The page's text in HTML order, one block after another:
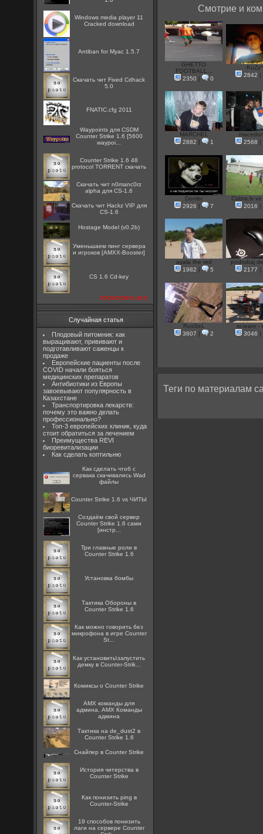
Windows media player 11
Cracked download
Antiban for Myac 1.5.7
Скачать чит Fixed Cdhack
5.0
FNATIC.cfg 2011
Waypoints для CSDM
Counter Strike 1.6 [5600
waypoi...
Counter Strike 1.6 48
protocol TORRENT скачать
Скачать чит n0manc0rz
alpha для CS-1.6
Скачать чит Hackz VIP для
CS-1.6
Hostage Model (v0.2b)
Уменьшаем пинг сервера
и игроков [AMXX-Booster]
CS 1.6 Cd-key
посмотреть все
Случайная статья
Плодовый питомник: как
выращивают, прививают и
подготавливают саженцы к
продаже
Европейские пациенты после
COVID начали бояться
медицинских препаратов
Антибиотики из Европы
завоевывают популярность в
Казахстане
Транспортировка лекарств:
почему это важно делать
профессионально?
Топ-3 европейских клиник, куда
стоит обратиться за лечением
Преимущества REVI
биоревитализации
Как сделать коптильню
Как сделать чтоб с
сервака скачивались Wad
файлы
Counter Strike 1.6 vs ЧИТЫ
Создаём свой сервер
Counter Strike 1.6 сами
[инстр...
Три главные роли в
Counter Strike 1.6
Установка бомбы
Тактика Обороны в
Counter Strike 1.6
Как можно говорить без
микрофона в игре Counter
St...
Как установить\запустить
демку в Counter-Strik...
Комиксы о Counter Strike
AMX команды для
админа, AMX Команды
админа
Тактика на de_dust2 в
Counter Strike 1.6
Снайпер в Counter Strike
История читерства в
Counter Strike
Как понизить ping в
Counter-Strike
19 способов понизить
лаги на сервере Counter
Смотрие и
GHETTO
FOOTBALL...
2350
0
KuZy*
2842
MARCHEL
2882
1
2568
Dombr
2926
7
Cobra.lv vs
2016
ayala the red
1982
5
podrubaj
2177
RusSeL
3607
2
scream -
3046
Теги по материалам